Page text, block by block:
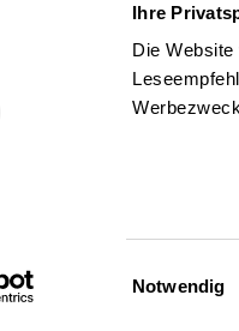
Ihre
Die
Notwendig
Secrétariat
d’Etat à